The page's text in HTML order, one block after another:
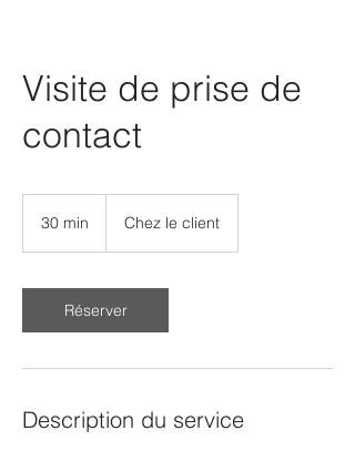
Visite de prise de
contact
30 min
i
n
Chez le client
Réserver
Description du service